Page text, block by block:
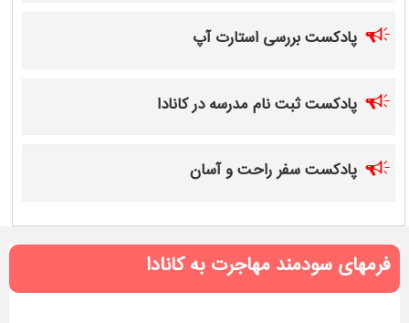
پادکست بررسی استارت آپ
پادکست ثبت نام مدرسه در کانادا
پادکست سفر راحت و آسان
فرمهای سودمند مهاجرت به کانادا